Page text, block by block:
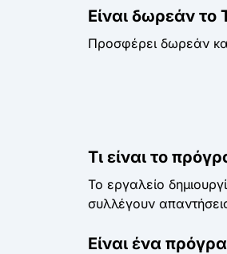
Είναι δωρεάν το
Προσφέρει δωρεάν
Τι είναι το
Το εργαλείο
συλλέγουν
Είναι ένα